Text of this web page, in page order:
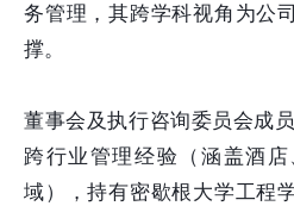
务管理，其跨学科视角为公
撑。
董事会及执行咨询委员会成
跨行业管理经验（涵盖酒
域），持有密歇根大学工程